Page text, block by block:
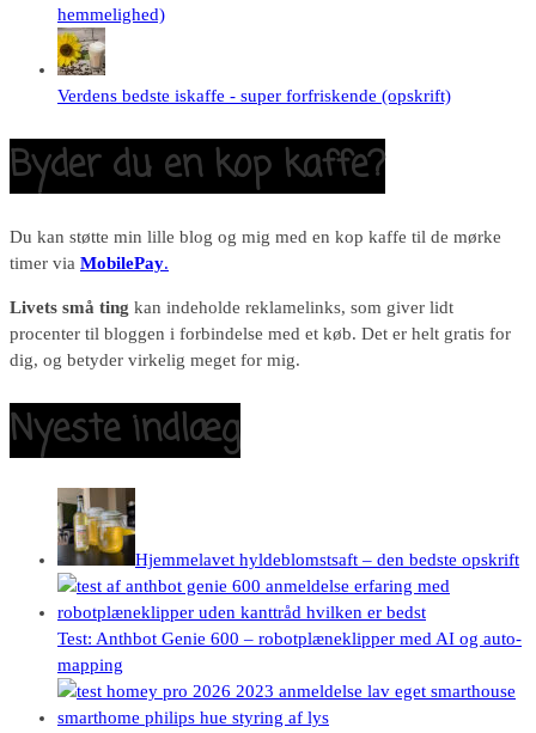
hemmelighed)
Verdens bedste iskaffe - super forfriskende (opskrift)
Byder du en kop kaffe?
Du kan støtte min lille blog og mig med en kop kaffe til de mørke
timer via MobilePay.
Livets små ting kan indeholde reklamelinks, som giver lidt
procenter til bloggen i forbindelse med et køb. Det er helt gratis for
dig, og betyder virkelig meget for mig.
Nyeste indlæg
Hjemmelavet hyldeblomstsaft – den bedste opskrift
Test: Anthbot Genie 600 – robotplæneklipper med AI og auto-
mapping